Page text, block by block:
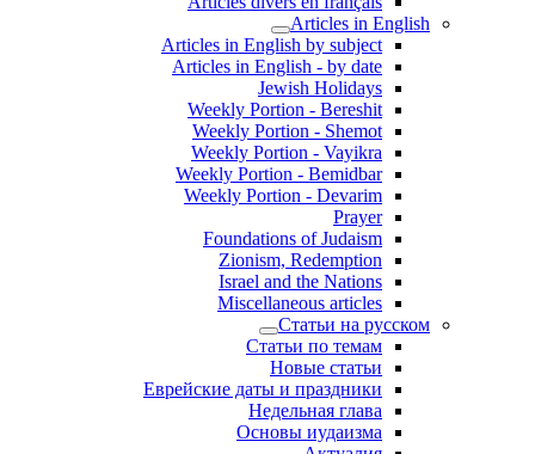
Articles in English
Articles in English by subject
Articles in English - by date
Jewish Holidays
Weekly Portion - Bereshit
Weekly Portion - Shemot
Weekly Portion - Vayikra
Weekly Portion - Bemidbar
Weekly Portion - Devarim
Prayer
Foundations of Judaism
Zionism, Redemption
Israel and the Nations
Miscellaneous articles
Статьи на русском
Статьи по темам
Новые статьи
Еврейские даты и праздники
Недельная глава
Основы иудаизма